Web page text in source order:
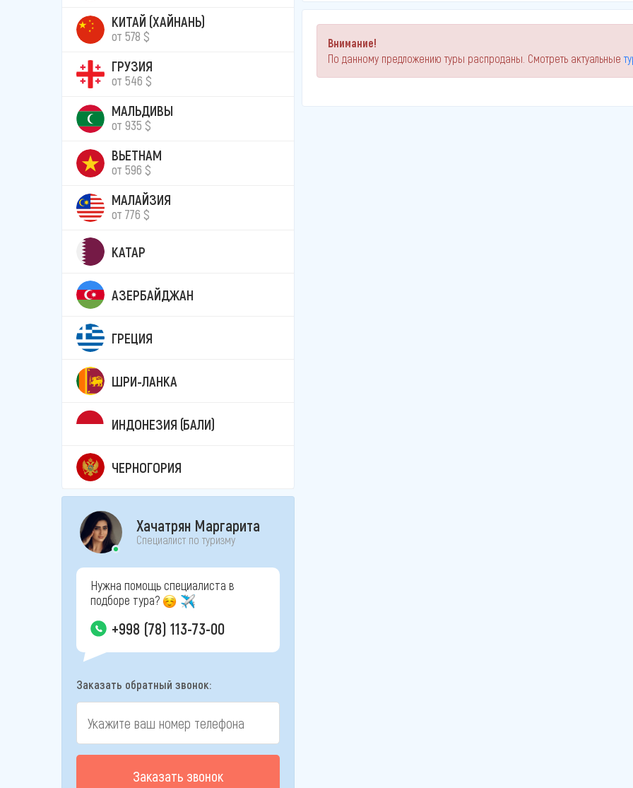
КИТАЙ (ХАЙНАНЬ)
от 578 $
ГРУЗИЯ
от 546 $
МАЛЬДИВЫ
от 935 $
ВЬЕТНАМ
от 596 $
МАЛАЙЗИЯ
от 776 $
КАТАР
АЗЕРБАЙДЖАН
ГРЕЦИЯ
ШРИ-ЛАНКА
ИНДОНЕЗИЯ (БАЛИ)
ЧЕРНОГОРИЯ
Хачатрян Маргарита
Специалист по туризму
Нужна помощь специалиста в
подборе тура?
+998 (78) 113-73-00
Заказать обратный звонок:
Заказать звонок
Внимание!
По данному предложению туры распроданы. Смотреть актуальные